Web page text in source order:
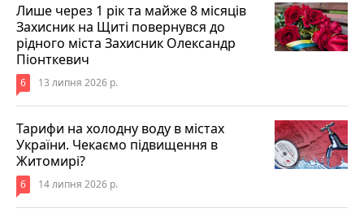
Лише через 1 рік та майже 8 місяців
Захисник на Щиті повернувся до
рідного міста Захисник Олександр
Піонткевич
6 13 липня 2026 р.
Тарифи на холодну воду в містах
України. Чекаємо підвищення в
Житомирі?
6 14 липня 2026 р.